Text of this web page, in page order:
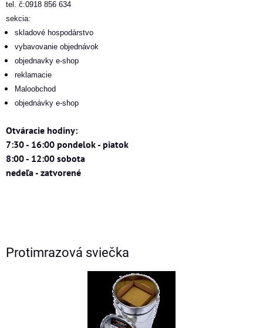
tel. č:0918 856 634
sekcia:
skladové hospodárstvo
vybavovanie objednávok
objednavky e-shop
reklamacie
Maloobchod
objednávky e-shop
Otváracie hodiny:
7:30 - 16:00 pondelok - piatok
8:00 - 12:00 sobota
nedeľa - zatvorené
Protimrazová sviečka